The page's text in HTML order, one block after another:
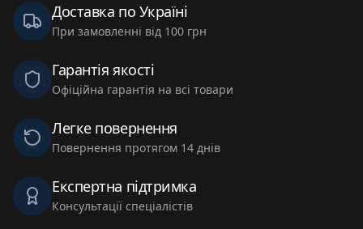
Доставка по Україні
При замовленні від 100 грн
Гарантія якості
Офіційна гарантія на всі товари
Легке повернення
Повернення протягом 14 днів
Експертна підтримка
Консультації спеціалістів